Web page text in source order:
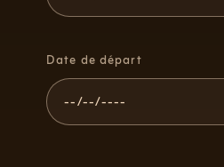
Date de départ